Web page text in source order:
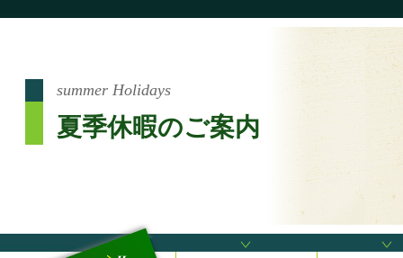
summer Holidays
夏季休暇のご案内